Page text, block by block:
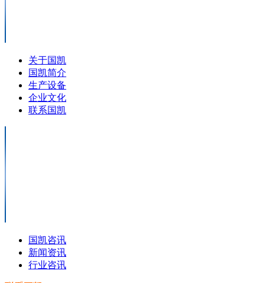
关于国凯
国凯简介
生产设备
企业文化
联系国凯
国凯咨讯
新闻资讯
行业咨讯